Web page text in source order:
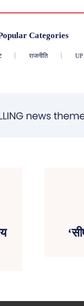
Categories
राजनीति UP